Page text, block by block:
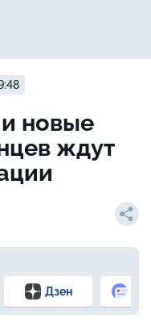
новые
ждут
Дзен